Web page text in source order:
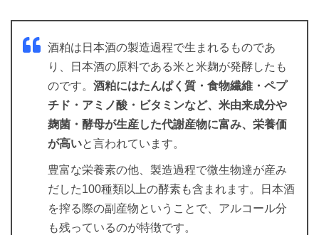
酒粕は日本酒の製造過程で生まれるものであ
り、日本酒の原料である米と米麹が発酵したも
のです。 酒粕にはたんぱく質・食物繊維・ペプ
チド・アミノ酸・ビタミンなど、米由来成分や
麹菌・酵母が生産した代謝産物に富み、栄養価
が高いと言われています。
豊富な栄養素の他、製造過程で微生物達が産み
だした100種類以上の酵素も含まれます。日本酒
を搾る際の副産物ということで、アルコール分
も残っているのが特徴です。